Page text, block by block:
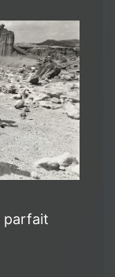
parfait